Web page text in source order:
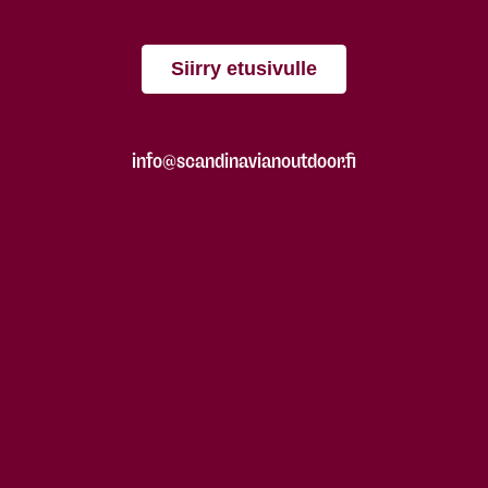
Siirry etusivulle
info@scandinavianoutdoor.fi